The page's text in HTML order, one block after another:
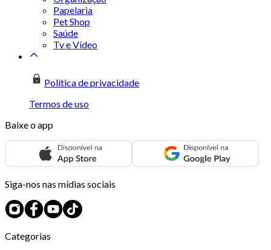
Papelaria
Pet Shop
Saúde
Tv e Vídeo
Política de privacidade
Termos de uso
Baixe o app
Siga-nos nas mídias sociais
Categorias